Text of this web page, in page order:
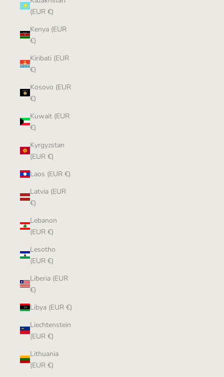
(EUR €)
Kenya (EUR
€)
Kiribati (EUR
€)
Kosovo (EUR
€)
Kuwait (EUR
€)
Kyrgyzstan
(EUR €)
Laos (EUR €)
Latvia (EUR
€)
Lebanon
(EUR €)
Lesotho
(EUR €)
Liberia (EUR
€)
Libya (EUR €)
Liechtenstein
(EUR €)
Lithuania
(EUR €)